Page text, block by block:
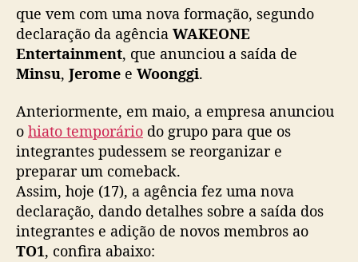
a
d
M
s
u
,
e
o
m
que vem com uma nova formação, segundo
declaração da agência WAKEONE
Entertainment, que anunciou a saída de
Minsu, Jerome e Woonggi.
Anteriormente, em maio, a empresa anunciou
o hiato temporário do grupo para que os
integrantes pudessem se reorganizar e
preparar um comeback.
Assim, hoje (17), a agência fez uma nova
declaração, dando detalhes sobre a saída dos
integrantes e adição de novos membros ao
TO1, confira abaixo: